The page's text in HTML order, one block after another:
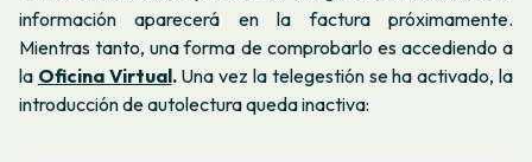
información aparecerá en la factura próximamente.
Mientras tanto, una forma de comprobarlo es accediendo a
la Oficina Virtual.Una vez la telegestión se ha activado, la
introducción de autolectura queda inactiva: